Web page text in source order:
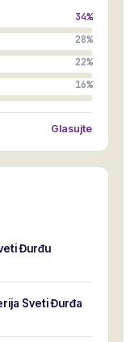
34%
28%
22%
16%
Glasujte
Đurđu
Sveti Đurđa